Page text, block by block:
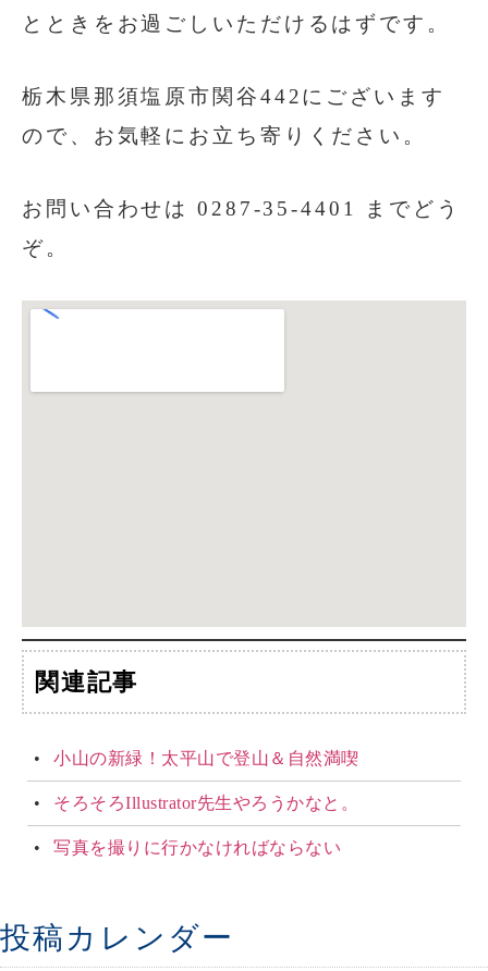
とときをお過ごしいただけるはずです。
栃木県那須塩原市関谷442にございます
ので、お気軽にお立ち寄りください。
お問い合わせは 0287-35-4401 までどう
ぞ。
関連記事
小山の新緑！太平山で登山＆自然満喫
そろそろIllustrator先生やろうかなと。
写真を撮りに行かなければならない
投稿カレンダー